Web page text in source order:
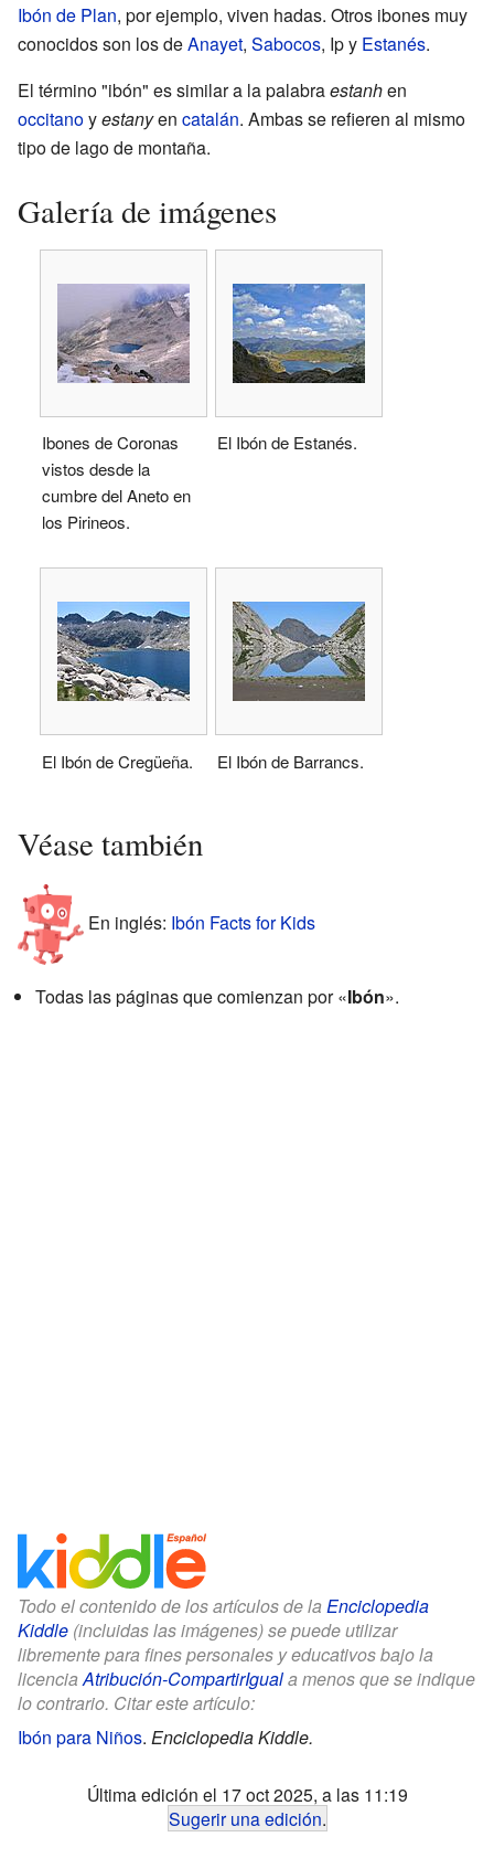
Ibón de Plan, por ejemplo, viven hadas. Otros ibones muy
conocidos son los deAnayet, Sabocos, Ip y Estanés.
El término "ibón" es similar a la palabraestanhen
occitanoyestanyen catalán. Ambas se refieren al mismo
tipo de lago de montaña.
Galería de imágenes
Ibones de Coronas
vistos desde la
cumbre del Aneto en
los Pirineos.
El Ibón de Estanés.
El Ibón de Cregüeña. El Ibón de Barrancs.
Véase también
En inglés: Ibón Facts for Kids
Todas las páginas que comienzan por «Ibón».
Todo el contenido de los artículos de la Enciclopedia
Kiddle (incluidas las imágenes) se puede utilizar
libremente para fines personales y educativos bajo la
licenciaAtribución-CompartirIguala menos que se indique
lo contrario. Citar este artículo:
Ibón para Niños. Enciclopedia Kiddle.
Última edición el 17 oct 2025, a las 11:19
Sugerir una edición.